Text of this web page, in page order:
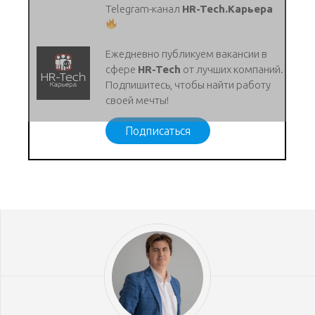
Telegram-канал HR-Tech.Карьера
Ежедневно публикуем вакансии в
сфере HR-Tech от лучших компаний.
Подпишитесь, чтобы найти работу
своей мечты!
Подписаться